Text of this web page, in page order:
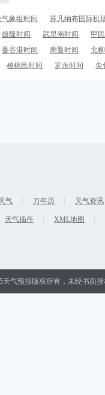
象组时间
苏凡纳布国际机
娘隆时间 武里南时间
甲
曼谷港时间 廊曼时间
北
梭桃邑时间 罗永时间
尖
气 万年历 天气资讯
天气插件 XML地图
天气预报版权所有，未经书面